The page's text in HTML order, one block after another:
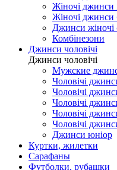
Жіночі джинси
Жіночі джинси
Джинси жіночі
Комбінезони
Джинси чоловічі
Джинси чоловічі
Мужские
Чоловічі
Чоловічі
Чоловічі
Чоловічі
Чоловічі
Джинси юніор
Куртки, жилетки
Сарафаны
Футболки, рубашки